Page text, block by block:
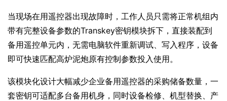
当现场在用遥控器出现故障时，工作人员只需将正常机组内
带有完整设备参数的Transkey密钥模块拆下，直接装配到
备用遥控单元内，无需电脑软件重新调试、写入程序，设备
即可快速匹配高炉泥炮原有控制参数投入使用。
该模块化设计大幅减少企业备用遥控器的采购储备数量，一
套密钥可适配多台备用机身，同时设备检修、机型替换、产